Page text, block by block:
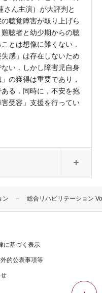
ン 総合リハビリテーション
さん主演）が大評判と
聴覚障害が取り上げら
聴者と幼少期からの聴
とは想像に難くない．
感」は存在しないため
ない．しかし障害児自身
の獲得は重要であり，
る．同時に，不安を抱
受容」支援を行ってい
に基づく表示
的公表事項等